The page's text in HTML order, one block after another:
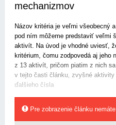
mechanizmov
Názov kritéria je veľmi všeobecný
pod ním môžeme predstaviť veľmi
aktivít. Na úvod je vhodné uviesť,
kritérium, čomu zodpovedá aj jeho
z 13 aktivít, pričom piatim z nich
v tejto časti článku, zvyšné aktivity
ďalšieho čísla
Pre zobrazenie článku